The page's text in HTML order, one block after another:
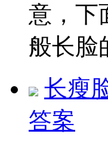
意，下
般长脸
长瘦
答案